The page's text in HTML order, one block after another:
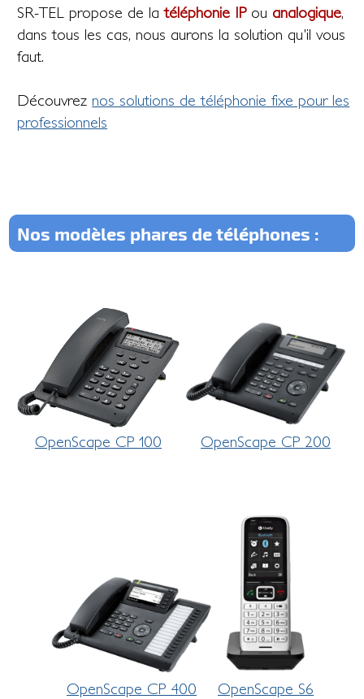
SR-TEL propose de latéléphonie IPou analogique,
dans tous les cas, nous aurons la solution qu'il vous
faut.
Découvrez nos solutions de téléphonie fixe pour les
professionnels
Nos modèles phares de téléphones :
OpenScape CP 100 OpenScape CP 200
OpenScape CP 400 OpenScape S6